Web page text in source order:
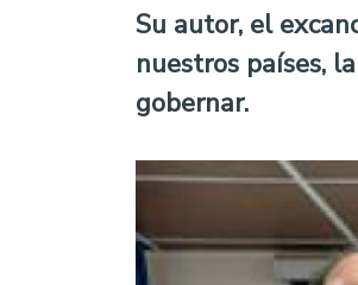
Su autor, el
nuestros países,
gobernar.